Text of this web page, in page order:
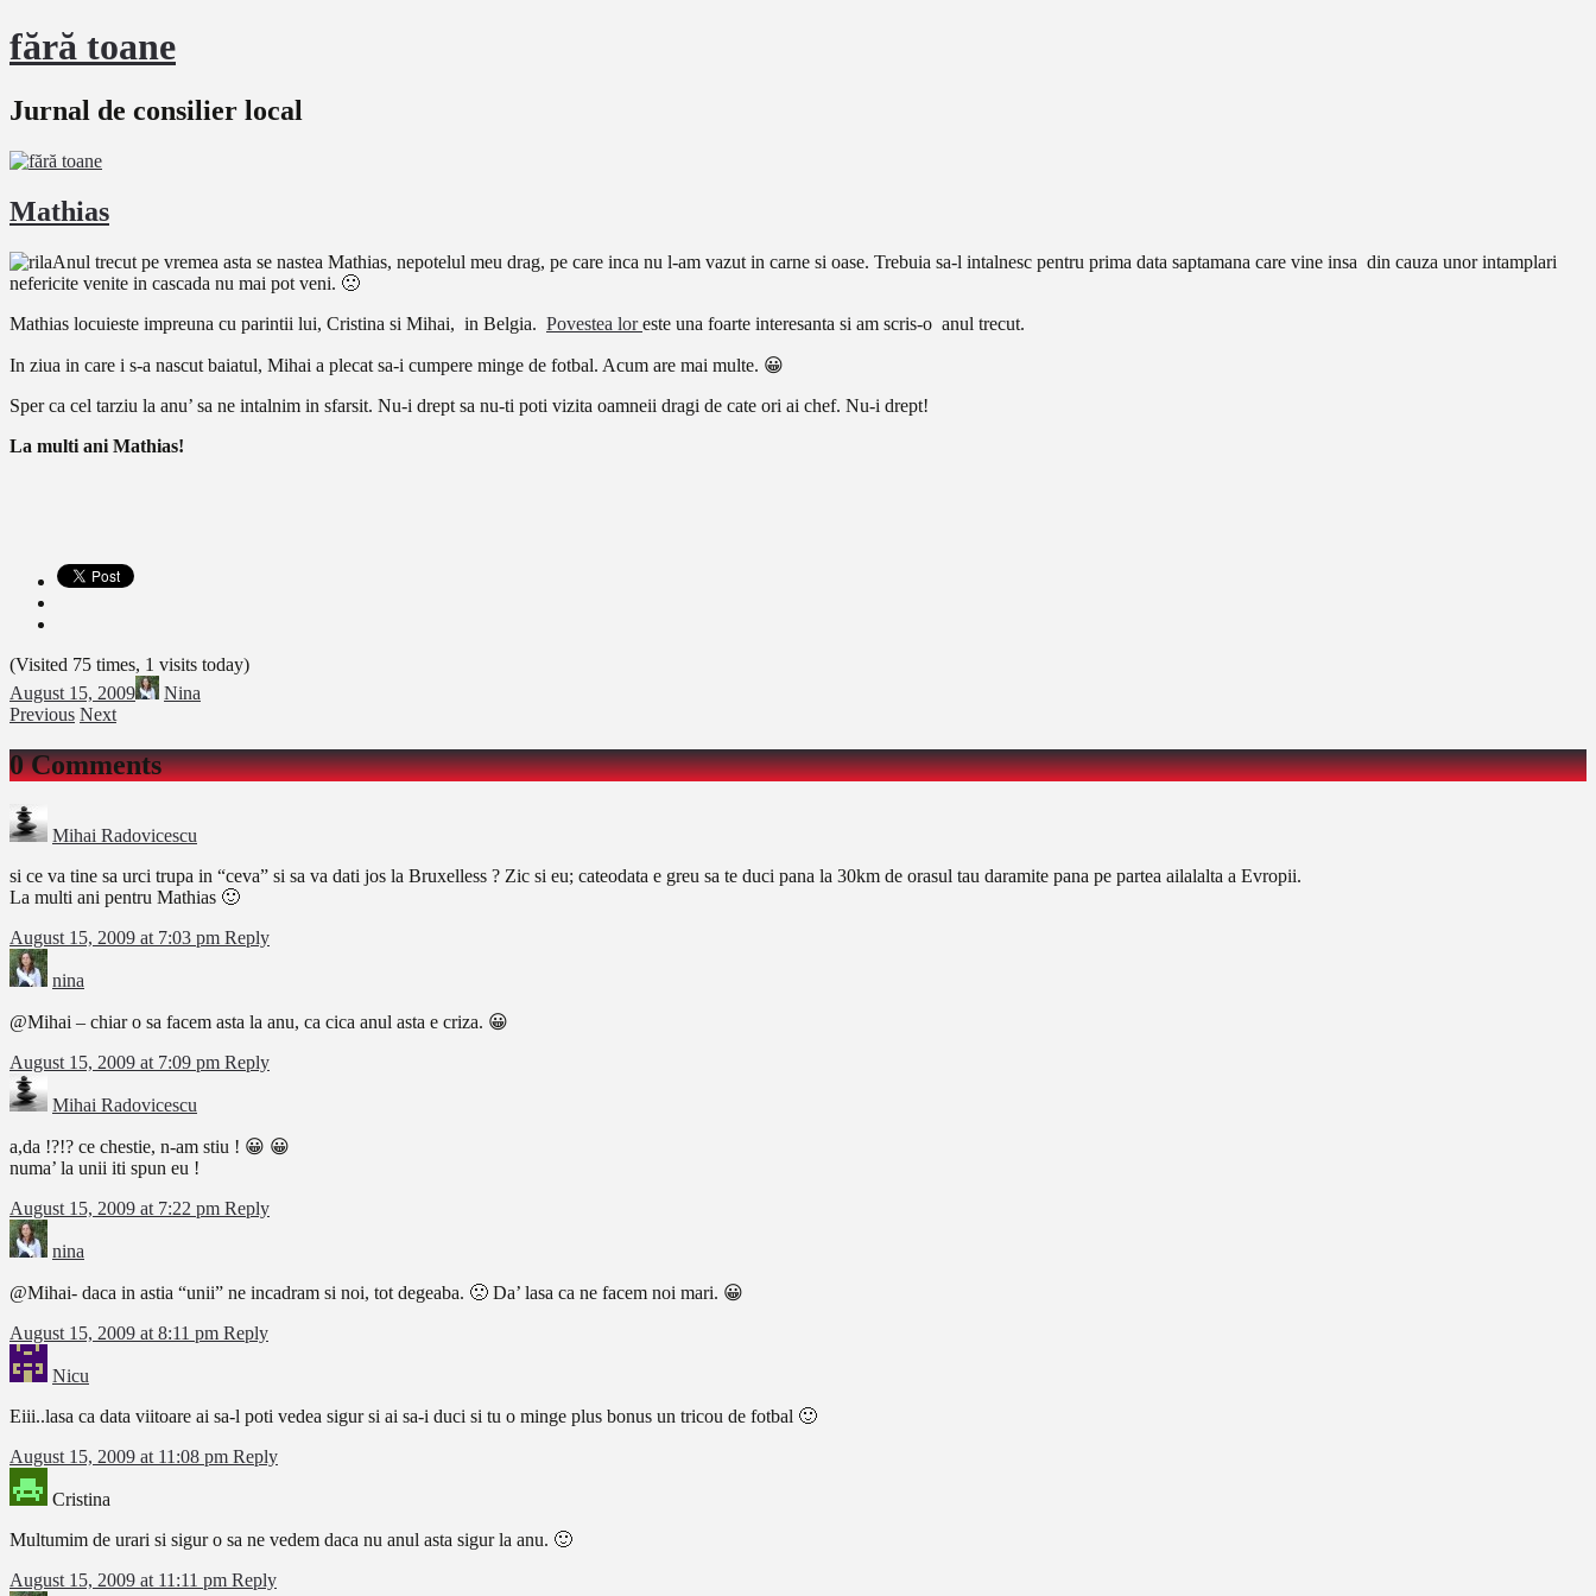
fără toane
Jurnal de consilier local
Mathias
Anul trecut pe vremea asta se nastea Mathias, nepotelul meu drag, pe care inca nu l-am vazut in carne si oase. Trebuia sa-l intalnesc pentru prima data saptamana care vine insa din cauza unor intamplari
nefericite venite in cascada nu mai pot veni. 🙁
Mathias locuieste impreuna cu parintii lui, Cristina si Mihai, in Belgia. Povestea loreste una foarte interesanta si am scris-o anul trecut.
In ziua in care i s-a nascut baiatul, Mihai a plecat sa-i cumpere minge de fotbal. Acum are mai multe. 😀
Sper ca cel tarziu la anu’ sa ne intalnim in sfarsit. Nu-i drept sa nu-ti poti vizita oamneii dragi de cate ori ai chef. Nu-i drept!
La multi ani Mathias!
(Visited 75 times, 1 visits today)
August 15, 2009
Nina
Previous Next
0 Comments
Mihai Radovicescu
si ce va tine sa urci trupa in “ceva” si sa va dati jos la Bruxelless ? Zic si eu; cateodata e greu sa te duci pana la 30km de orasul tau daramite pana pe partea ailalalta a Evropii.
La multi ani pentru Mathias 🙂
August 15, 2009 at 7:03 pm Reply
nina
@Mihai – chiar o sa facem asta la anu, ca cica anul asta e criza. 😀
August 15, 2009 at 7:09 pm Reply
Mihai Radovicescu
a,da !?!? ce chestie, n-am stiu ! 😀 😀
numa’ la unii iti spun eu !
August 15, 2009 at 7:22 pm Reply
nina
@Mihai- daca in astia “unii” ne incadram si noi, tot degeaba. 🙁 Da’ lasa ca ne facem noi mari. 😀
August 15, 2009 at 8:11 pm Reply
Nicu
Eiii..lasa ca data viitoare ai sa-l poti vedea sigur si ai sa-i duci si tu o minge plus bonus un tricou de fotbal 🙂
August 15, 2009 at 11:08 pm Reply
Cristina
Multumim de urari si sigur o sa ne vedem daca nu anul asta sigur la anu. 🙂
August 15, 2009 at 11:11 pm Reply